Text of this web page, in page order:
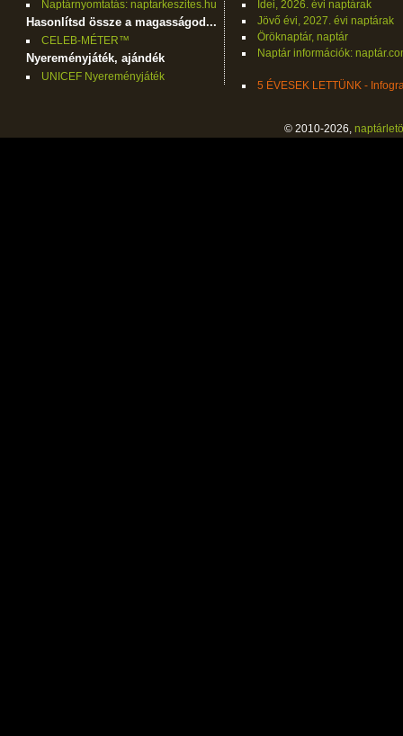
Naptárnyomtatás: naptarkeszites.hu
Hasonlítsd össze a magasságod...
CELEB-MÉTER™
Nyereményjáték, ajándék
UNICEF Nyereményjáték
Idei, 2026. évi naptárak
Jövő évi, 2027. évi naptárak
Öröknaptár, naptár
Naptár információk:
5 ÉVESEK LETTÜNK -
© 2010-2026,